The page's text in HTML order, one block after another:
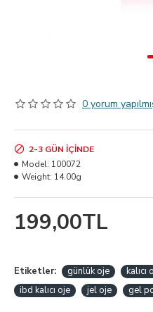
0 yorum
199,00TL
2-3 GÜN IÇINDE
Model: 100072
Weight: 14.00g
Etiketler: günlük oje kalıcı
ibd kalıcı oje
jel oje gel